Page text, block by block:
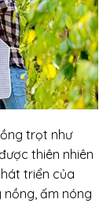
trọt như
thiên nhiên
triển của
nồng, ấm nóng